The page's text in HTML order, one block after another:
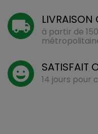
LIVRAISON
à partir de
SATISFAIT
14 jours pour